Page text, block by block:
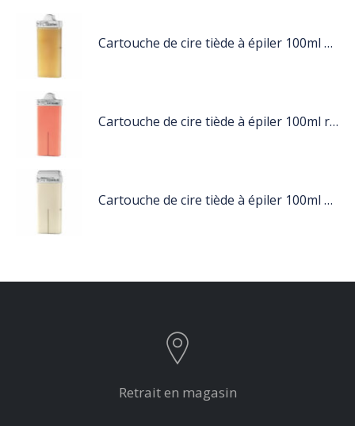
Cartouche de cire tiède à épiler 100ml miel
Cartouche de cire tiède à épiler 100ml rose
Cartouche de cire tiède à épiler 100ml blanc
Retrait en magasin